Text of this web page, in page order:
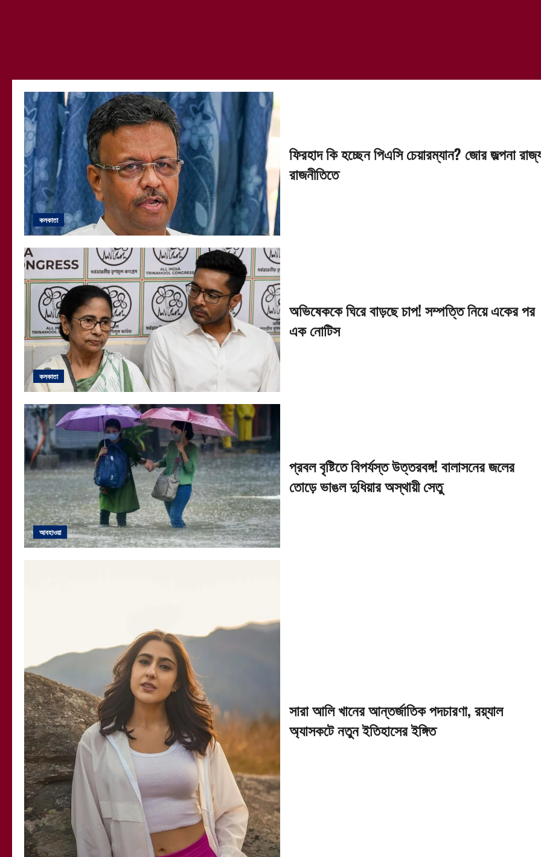
কলকাতা
ফিরহাদ কি হচ্ছেন পিএসি চেয়ারম্যান? জোর জল্পনা
রাজনীতিতে
কলকাতা
অভিষেককে ঘিরে বাড়ছে চাপ! সম্পত্তি নিয়ে একের পর
এক নোটিস
আবহাওয়া
প্রবল বৃষ্টিতে বিপর্যস্ত উত্তরবঙ্গ! বালাসনের জলের
তোড়ে ভাঙল দুধিয়ার অস্থায়ী সেতু
সারা আলি খানের আন্তর্জাতিক পদচারণা, রয়্যাল
অ্যাসকটে নতুন ইতিহাসের ইঙ্গিত